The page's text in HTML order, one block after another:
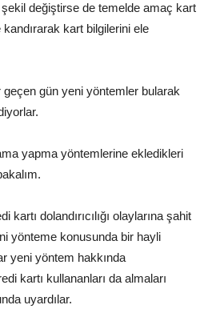
değiştirse de temelde amaç kart
kart bilgilerini ele
geçen gün yeni yöntemler bularak
yapma yöntemlerine ekledikleri
dolandırıcılığı olaylarına şahit
yönteme konusunda bir hayli
yeni yöntem hakkında
kartı kullananları da almaları
uyardılar.